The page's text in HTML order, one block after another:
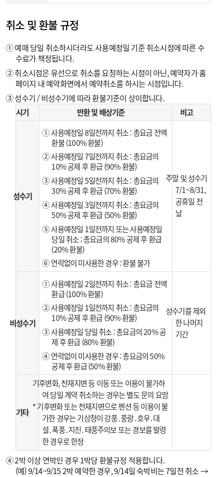
취소 및 환불 규정
① 예매 당일 취소하시더라도 사용예정일 기준 취소시점에 따른 수
수료가 책정됩니다.
② 취소시점은 유선으로 취소를 요청하는 시점이 아닌, 예약자가 홈
페이지 내 예약화면에서 예약취소를 하시는 시점입니다.
③ 성수기 / 비성수기에 따라 환불기준이 상이합니다.
시기 반환 및 배상기준 비고
성수기
① 사용예정일 8일전까지 취소 : 총요금 전액
환불 (100% 환불)
② 사용예정일 7일전까지 취소 : 총요금의
10% 공제 후 환급 (90% 환불)
③ 사용예정일 5일전까지 취소 : 총요금의
30% 공제 후 환급 (70% 환불)
④ 사용예정일 3일전까지 취소 : 총요금의
50% 공제 후 환급 (50% 환불)
⑤ 사용예정일 1일전까지 또는 사용예정일
당일 취소 : 총요금의 80% 공제 후 환급
(20% 환불)
⑥ 연락없이 미사용한 경우 : 환불 불가
주말 및 성수기
7/1~8/31,
공휴일 전
날
비성수기
① 사용예정일 2일전까지 취소 : 총요금 전액
환급 (100% 환불)
② 사용예정일 1일전까지 취소 : 총요금의
10% 공제 후 환급 (90% 환불)
③ 사용예정일 당일 취소 : 총요금의 20% 공
제 후 환급 (80% 환불)
④ 연락없이 미사용한 경우 : 총요금의 50%
공제 후 환급 (50% 환불)
성수기를 제외
한 나머지
기간
기타
기후변화, 천재지변 등 이동 또는 이용이 불가하
여 당일 계약 취소하는 경우는 별도 문의 요망
* 기후변화 또는 천재지변으로 펜션 등 이용이 불
가한 경우는 기상청이 강풍․풍랑․호우․대
설․폭풍․지진․태풍주의보 또는 경보를 발령
한 경우로 한정
④ 2박 이상 연박인 경우 1박당 환불규정 적용합니다.
(예) 9/14~9/15 2박 예약한 경우, 9/14일 숙박비는 7일전 취소 →